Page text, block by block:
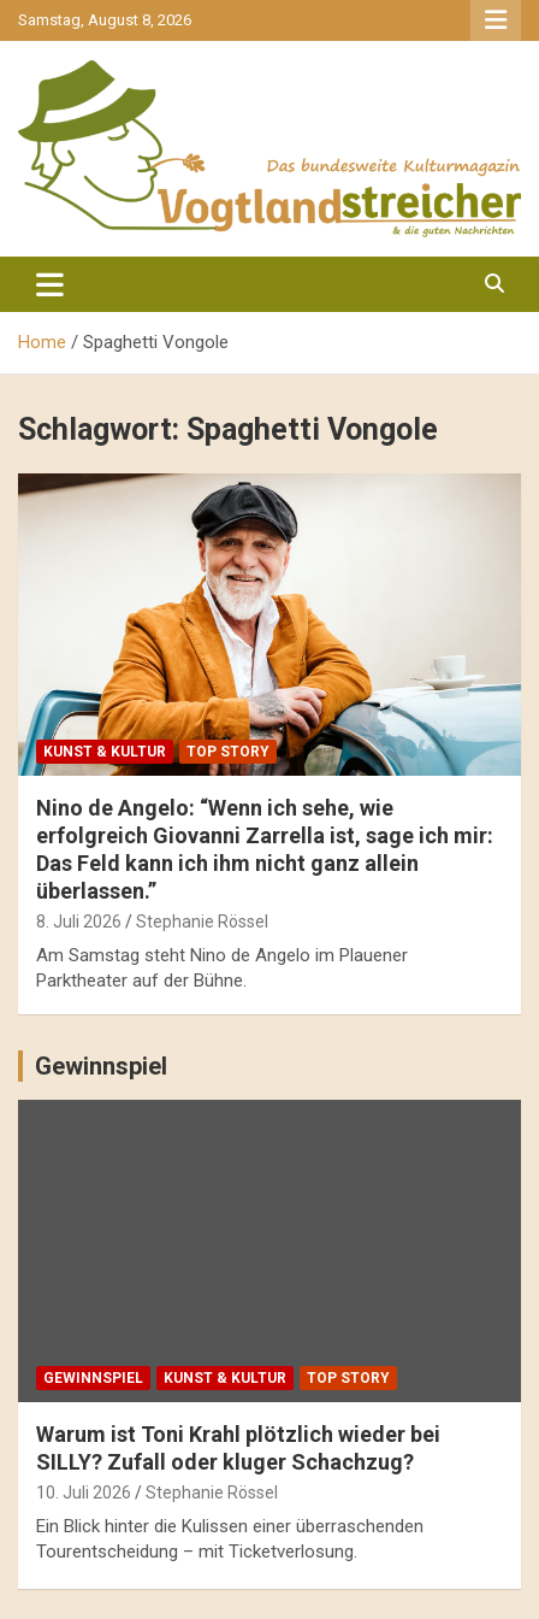
gehe
zum
Samstag, August 8, 2026
Vogtlandstreicher
Home Spaghetti Vongole
Schlagwort: Spaghetti Vongole
KUNST & KULTUR TOP STORY
Nino de Angelo: “Wenn ich sehe, wie
erfolgreich Giovanni Zarrella ist, sage ich mir:
Das Feld kann ich ihm nicht ganz allein
überlassen.”
8. Juli 2026 Stephanie Rössel
Am Samstag steht Nino de Angelo im Plauener
Parktheater auf der Bühne.
Gewinnspiel
GEWINNSPIEL KUNST & KULTUR TOP STORY
Warum ist Toni Krahl plötzlich wieder bei
SILLY? Zufall oder kluger Schachzug?
10. Juli 2026 Stephanie Rössel
Ein Blick hinter die Kulissen einer überraschenden
Tourentscheidung – mit Ticketverlosung.